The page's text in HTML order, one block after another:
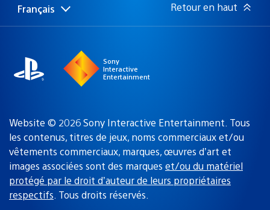
Choisir
une
Région
actuelle
Français Retour en haut
Sony
Interactive
Entertainment
Website © 2026 Sony Interactive Entertainment. Tous
les contenus, titres de jeux, noms commerciaux et/ou
vêtements commerciaux, marques, œuvres d’art et
images associées sont des marques et/ou du matériel
protégé par le droit d’auteur de leurs propriétaires
respectifs. Tous droits réservés.